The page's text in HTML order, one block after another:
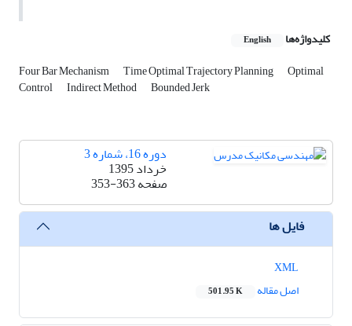
کلیدواژه‌ها English
Four Bar Mechanism Time Optimal Trajectory Planning Optimal
Control Indirect Method Bounded Jerk
دوره 16، شماره 3
خرداد 1395
صفحه353-363
فایل ها
اصل مقاله
501.95 K